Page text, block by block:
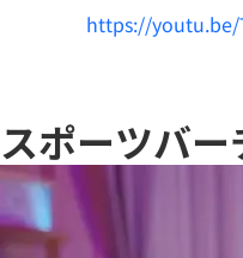
https://youtu.be/
スポーツバ